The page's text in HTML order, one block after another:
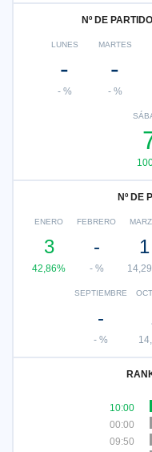
Nº DE
LUNES
-
- %
MARTES
-
- %
Nº DE
ENERO
3
42,86%
FEBRERO
-
- %
1
SEPTIEMBRE
-
- %
10:00
00:00
09:50